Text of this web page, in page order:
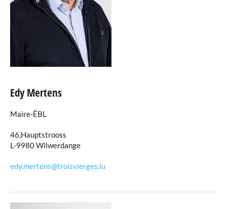
Edy Mertens
Maire-ËBL
46,Hauptstrooss
L-9980 Wilwerdange
edy.mertens@troisvierges.lu